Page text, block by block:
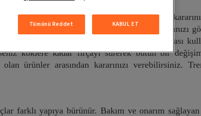
seçeneklerinin farklı olması müşterilerin
Kahverenginin tonu olan karamel ile tarzınızı
yardım alabilirsiniz. Alix saç boyası
köklere kadar fırçayı sürerek bütün bir
ürünler arasından kararınızı verebilirsiniz.
farklı yapıya bürünür. Bakım ve onarım
Tümünü Reddet KABUL ET